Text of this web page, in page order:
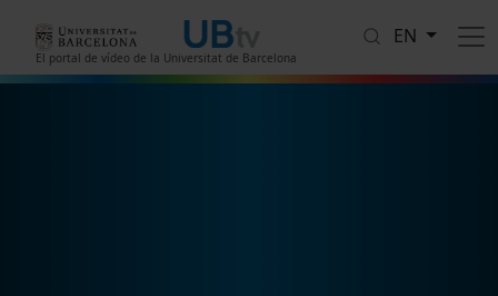
El portal de vídeo de la Universitat de Barcelona
EN